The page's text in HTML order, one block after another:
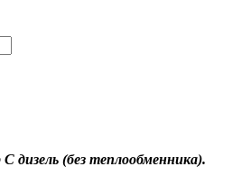
дизель (без теплообменника).